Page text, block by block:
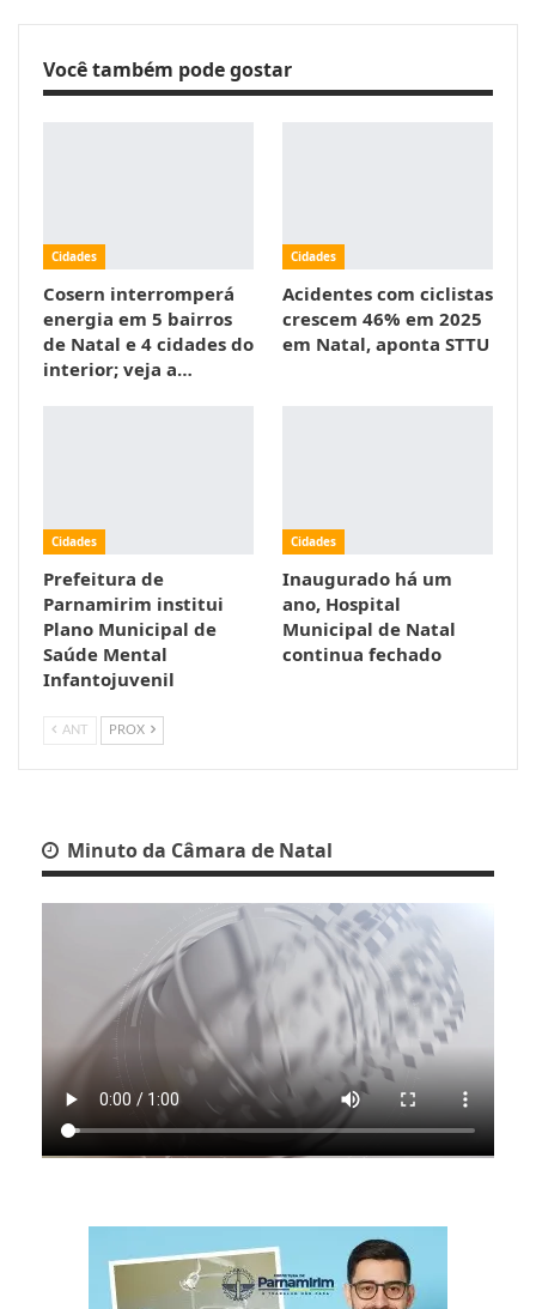
Você também pode gostar
Cidades
Cosern interromperá
energia em 5 bairros
de Natal e 4 cidades do
interior; veja a…
Cidades
Acidentes com ciclistas
crescem 46% em 2025
em Natal, aponta STTU
Cidades
Prefeitura de
Parnamirim institui
Plano Municipal de
Saúde Mental
Infantojuvenil
Cidades
Inaugurado há um
ano, Hospital
Municipal de Natal
continua fechado
ANT PROX
Minuto da Câmara de Natal